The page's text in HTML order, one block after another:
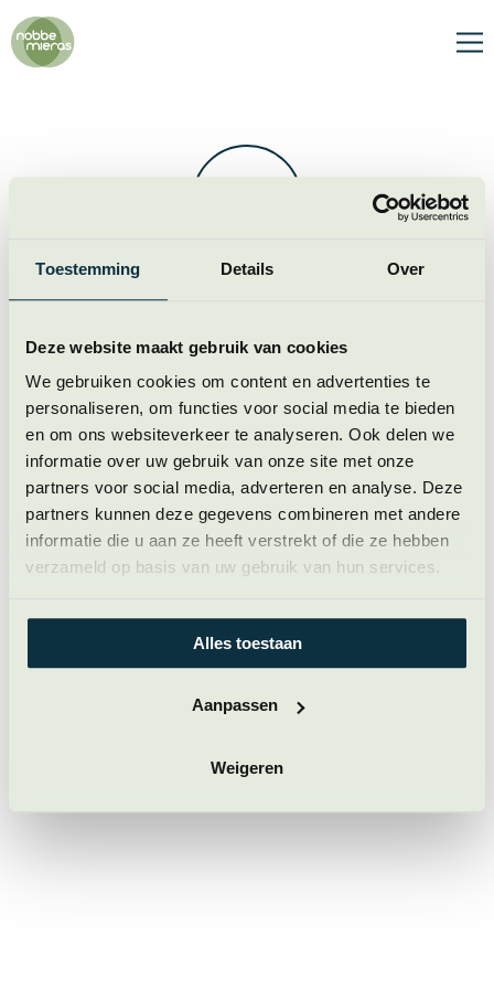
Toestemming Details Over
Deze website maakt gebruik van cookies
We gebruiken cookies om content en advertenties te
personaliseren, om functies voor social media te bieden
en om ons websiteverkeer te analyseren. Ook delen we
informatie over uw gebruik van onze site met onze
partners voor social media, adverteren en analyse. Deze
partners kunnen deze gegevens combineren met andere
informatie die u aan ze heeft verstrekt of die ze hebben
verzameld op basis van uw gebruik van hun services.
Alles toestaan
Aanpassen
Weigeren
Nobbe
Mieras
hier is een accordeon
Site
Nobbe
Algemene voorwaarden